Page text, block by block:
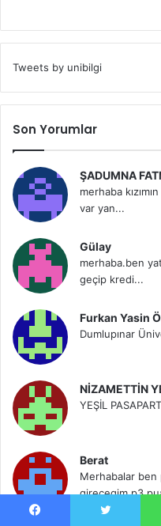
Tweets by unibilgi
Son Yorumlar
ŞADUMNA
merhaba
var yan...
Gülay
merhaba.ben
geçip kredi...
Furkan Yasin
Dumlupınar
NİZAMETTİN
YEŞİL
Berat
Merhabalar ben
girecegim p3